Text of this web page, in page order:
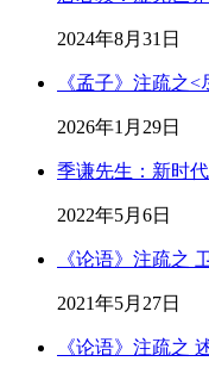
2024年8月31日
《孟子》注疏之
2026年1月29日
季谦先生：新时
2022年5月6日
《论语》注疏之
2021年5月27日
《论语》注疏之